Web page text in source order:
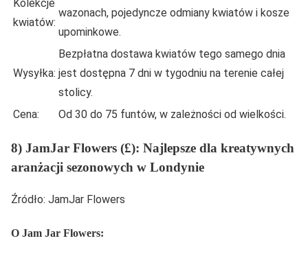
Kolekcje
kwiatów:
wazonach, pojedyncze odmiany kwiatów i kosze
upominkowe.
Wysyłka:
Bezpłatna dostawa kwiatów tego samego dnia
jest dostępna 7 dni w tygodniu na terenie całej
stolicy.
Cena:
Od 30 do 75 funtów, w zależności od wielkości.
8) JamJar Flowers (£): Najlepsze dla kreatywnych
aranżacji sezonowych w Londynie
Źródło: JamJar Flowers
O Jam Jar Flowers: